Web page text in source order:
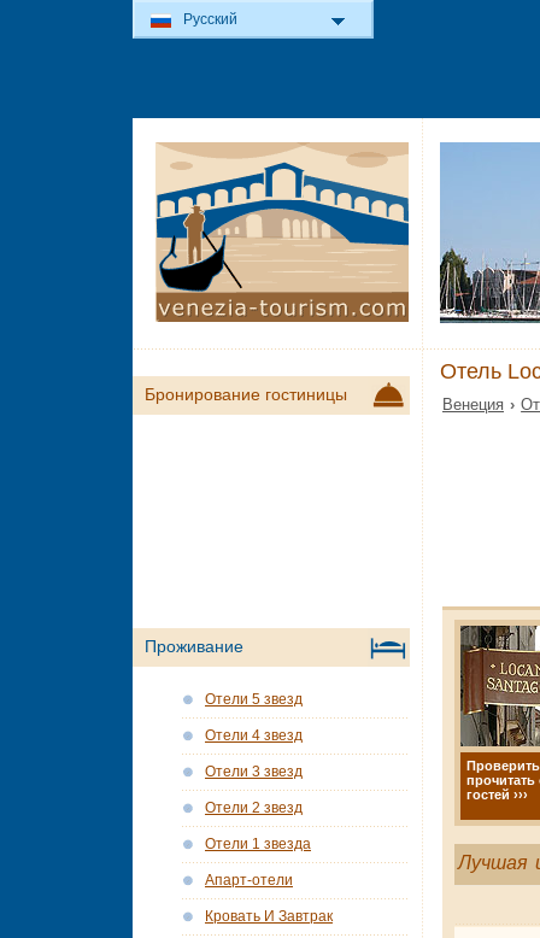
Отель
Венеция ›
гостей ›››
Лучшая
Бронирование гостиницы
Проживание
Отели 5 звезд
Отели 4 звезд
Отели 3 звезд
Отели 2 звезд
Отели 1 звезда
Апарт-отели
Кровать И Завтрак
Русский